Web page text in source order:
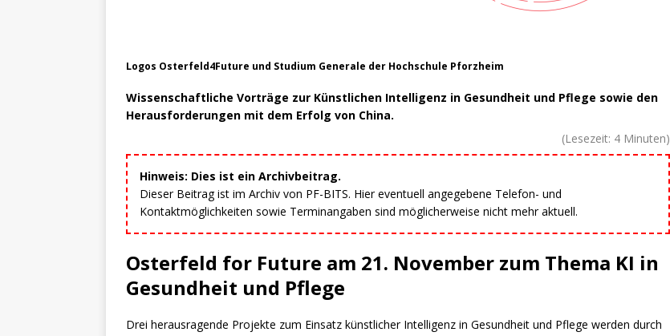
Logos Osterfeld4Future und Studium Generale der Hochschule Pforzheim
Wissenschaftliche Vorträge zur Künstlichen Intelligenz in Gesundheit und Pflege sowie den
Herausforderungen mit dem Erfolg von China.
(Lesezeit: 4 Minuten)
Hinweis: Dies ist ein Archivbeitrag.
Dieser Beitrag ist im Archiv von PF-BITS. Hier eventuell angegebene Telefon- und
Kontaktmöglichkeiten sowie Terminangaben sind möglicherweise nicht mehr aktuell.
Osterfeld for Future am 21. November zum Thema KI in
Gesundheit und Pflege
Drei herausragende Projekte zum Einsatz künstlicher Intelligenz in Gesundheit und Pflege werden durch